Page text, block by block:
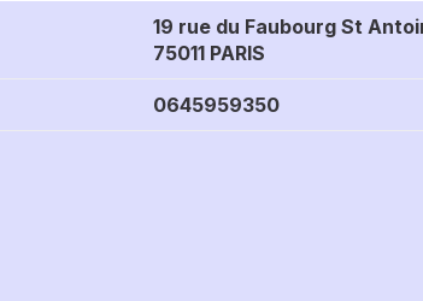
19 rue du Faubourg St
75011 PARIS
0645959350